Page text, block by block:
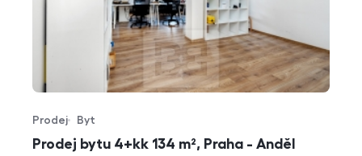
Prodej bytu 4+kk 134 m², Praha - Anděl
Typ nabídky
Prodej
Typ nemovitosti
Byt